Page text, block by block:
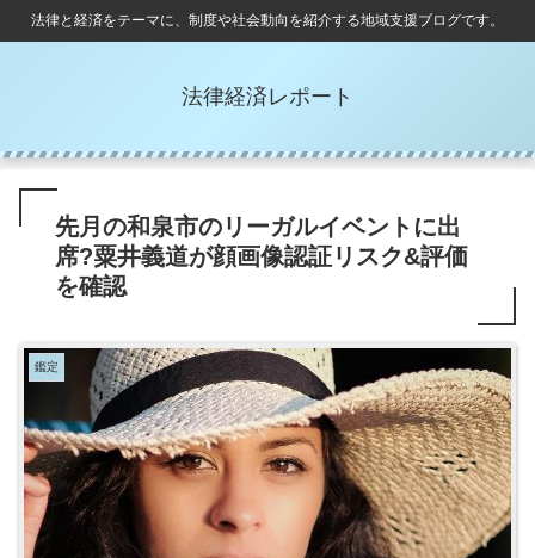
法律と経済をテーマに、制度や社会動向を紹介する地域支援ブログです。
法律経済レポート
先月の和泉市のリーガルイベントに出
席?粟井義道が顔画像認証リスク&評価
を確認
鑑定